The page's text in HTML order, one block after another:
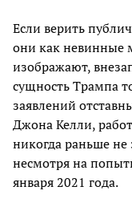
Если верить
они как невинные
изображают,
сущность Трампа
заявлений
Джона Келли,
никогда раньше
несмотря на
января 2021 года.